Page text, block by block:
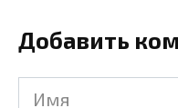
Добавить
Имя